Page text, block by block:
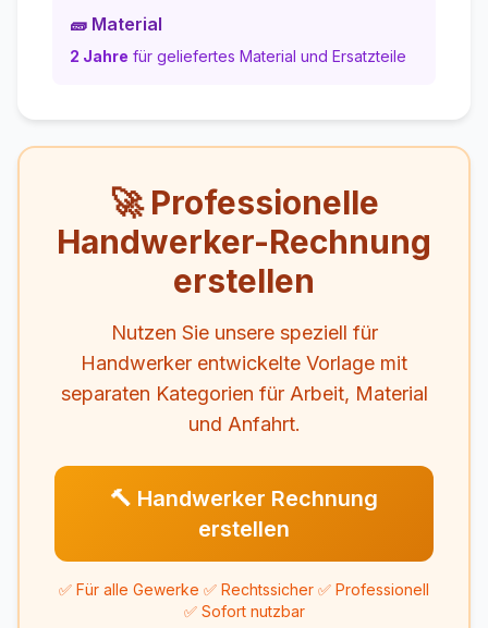
🧱 Material
2 Jahre für geliefertes Material und Ersatzteile
🚀 Professionelle
Handwerker-Rechnung
erstellen
Nutzen Sie unsere speziell für
Handwerker entwickelte Vorlage mit
separaten Kategorien für Arbeit, Material
und Anfahrt.
🔨 Handwerker Rechnung
erstellen
✅ Für alle Gewerke ✅ Rechtssicher ✅ Professionell
✅ Sofort nutzbar